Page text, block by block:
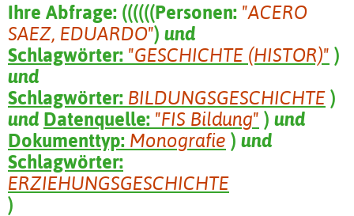
Ihre Abfrage: ((((((Personen: "ACERO
SAEZ, EDUARDO") und
Schlagwörter: "GESCHICHTE (HISTOR)" )
und
Schlagwörter: BILDUNGSGESCHICHTE )
und Datenquelle: "FIS Bildung" ) und
Dokumenttyp: Monografie ) und
Schlagwörter:
ERZIEHUNGSGESCHICHTE
)